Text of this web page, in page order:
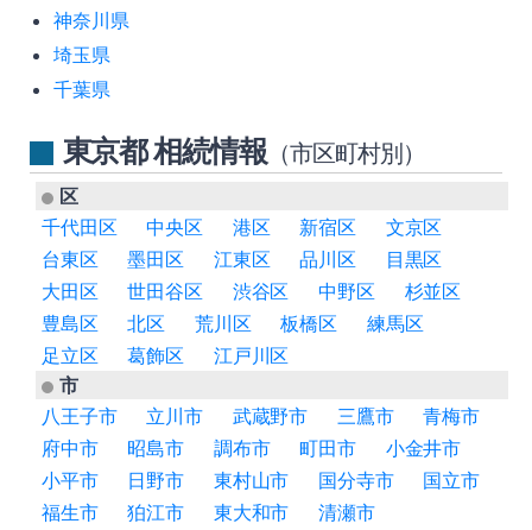
神奈川県
埼玉県
千葉県
東京都 相続情報 （市区町村別）
区
千代田区
中央区 港区 新宿区
文京区
台東区
墨田区 江東区 品川区
目黒区
大田区
世田谷区 渋谷区 中野区
杉並区
豊島区
北区 荒川区 板橋区
練馬区
足立区
葛飾区
江戸川区
市
八王子市
立川市 武蔵野市 三鷹市
青梅市
府中市
昭島市 調布市 町田市
小金井市
小平市
日野市 東村山市 国分寺市
国立市
福生市
狛江市 東大和市
清瀬市